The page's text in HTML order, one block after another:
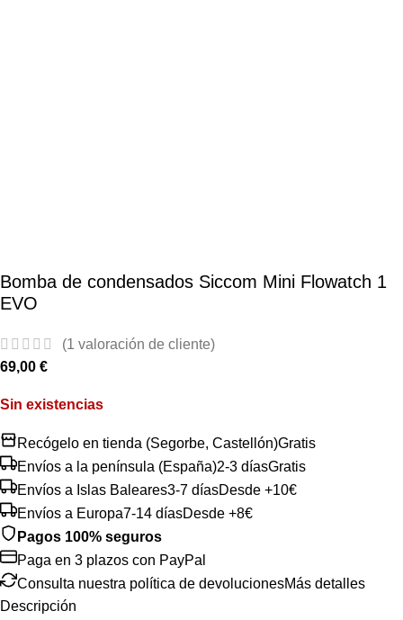
Bomba de condensados Siccom Mini Flowatch 1
EVO
(1 valoración de cliente)
69,00 €
Sin existencias
Recógelo en tienda (Segorbe, Castellón)Gratis
Envíos a la península (España)2-3 díasGratis
Envíos a Islas Baleares3-7 díasDesde +10€
Envíos a Europa7-14 díasDesde +8€
Pagos 100% seguros
Paga en 3 plazos con PayPal
Consulta nuestra política de devolucionesMás detalles
Descripción